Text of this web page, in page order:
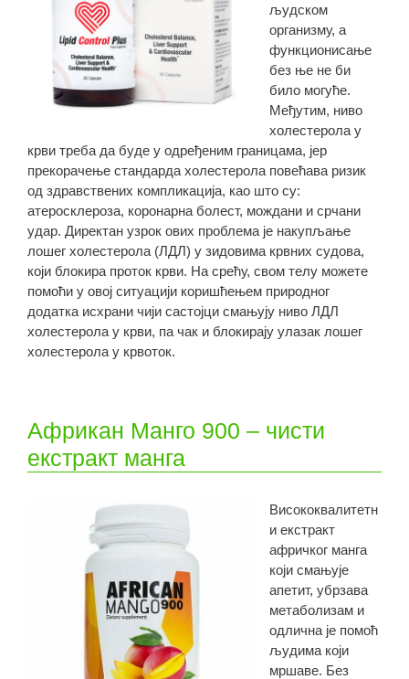
људском
организму, а
функционисање
без ње не би
било могуће.
Међутим, ниво
холестерола у
крви треба да буде у одређеним границама, јер
прекорачење стандарда холестерола повећава ризик
од здравствених компликација, као што су:
атеросклероза, коронарна болест, мождани и срчани
удар. Директан узрок ових проблема је накупљање
лошег холестерола (ЛДЛ) у зидовима крвних судова,
који блокира проток крви. На срећу, свом телу можете
помоћи у овој ситуацији коришћењем природног
додатка исхрани чији састојци смањују ниво ЛДЛ
холестерола у крви, па чак и блокирају улазак лошег
холестерола у крвоток.
Африкан Манго 900 – чисти
екстракт манга
Висококвалитетн
и екстракт
афричког манга
који смањује
апетит, убрзава
метаболизам и
одлична је помоћ
људима који
мршаве. Без